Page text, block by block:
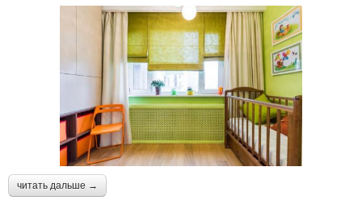
читать дальше →